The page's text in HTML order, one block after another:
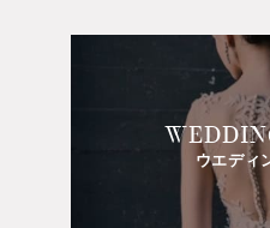
ウエディ